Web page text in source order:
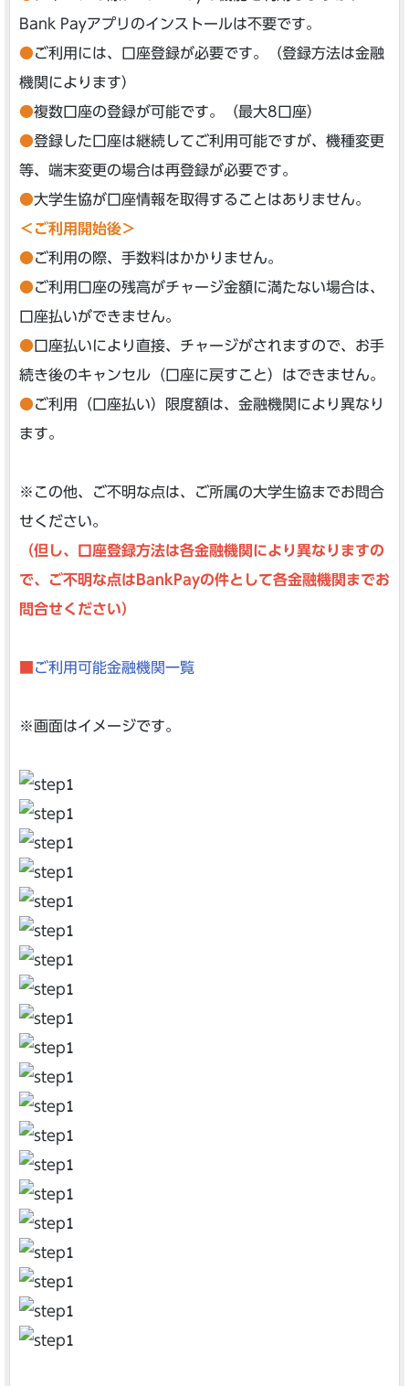
Bank Payアプリのインストールは不要です。
●ご利用には、口座登録が必要です。（登録方法は金融
機関によります）
●複数口座の登録が可能です。（最大8口座）
●登録した口座は継続してご利用可能ですが、機種変更
等、端末変更の場合は再登録が必要です。
●大学生協が口座情報を取得することはありません。
＜ご利用開始後＞
●ご利用の際、手数料はかかりません。
●ご利用口座の残高がチャージ金額に満たない場合は、
口座払いができません。
● 口座払いにより直接、チャージがされますので、お手
続き後のキャンセル（口座に戻すこと）はできません。
●ご利用（口座払い）限度額は、金融機関により異なり
ます。
※この他、ご不明な点は、ご所属の大学生協までお問合
せください。
（但し、口座登録方法は各金融機関により異なりますの
で、ご不明な点はBankPayの件として各金融機関までお
問合せください）
ご利⽤可能⾦融機関⼀覧
※画面はイメージです。